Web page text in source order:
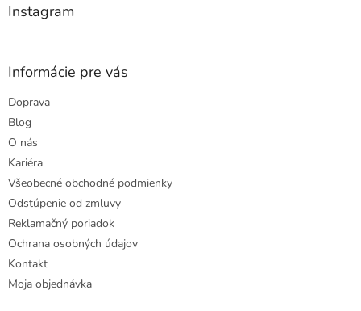
Instagram
Informácie pre vás
Doprava
Blog
O nás
Kariéra
Všeobecné obchodné podmienky
Odstúpenie od zmluvy
Reklamačný poriadok
Ochrana osobných údajov
Kontakt
Moja objednávka